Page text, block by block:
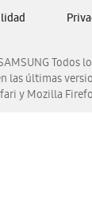
Todos
las últimas
y Mozilla